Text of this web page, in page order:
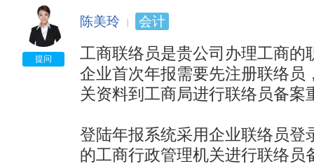
提问
陈美玲 会计
工商联络员是贵公司办理工商的
企业首次年报需要先注册联络
关资料到工商局进行联络员备案
登陆年报系统采用企业联络员
的工商行政管理机关进行联络